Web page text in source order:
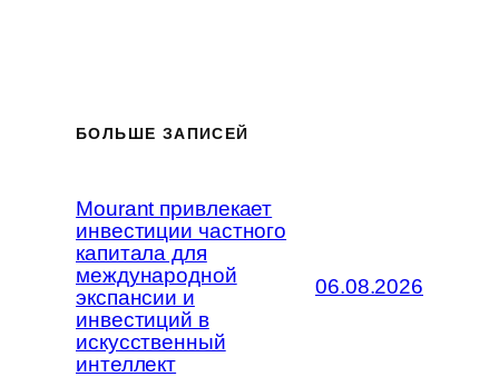
БОЛЬШЕ ЗАПИСЕЙ
Mourant привлекает
инвестиции частного
капитала для
международной
экспансии и
инвестиций в
искусственный
интеллект
06.08.2026